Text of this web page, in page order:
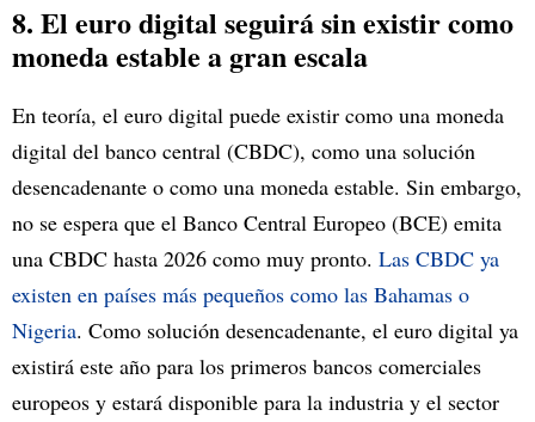
8. El euro digital seguirá sin existir como
moneda estable a gran escala
En teoría, el euro digital puede existir como una moneda
digital del banco central (CBDC), como una solución
desencadenante o como una moneda estable. Sin embargo,
no se espera que el Banco Central Europeo (BCE) emita
una CBDC hasta 2026 como muy pronto. Las CBDC ya
existen en países más pequeños como las Bahamas o
Nigeria. Como solución desencadenante, el euro digital ya
existirá este año para los primeros bancos comerciales
europeos y estará disponible para la industria y el sector